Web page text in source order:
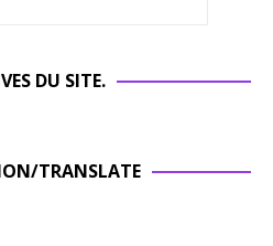
DU SITE.
TRANSLATE